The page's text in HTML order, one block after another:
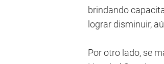
brindando
lograr disminuir,
Por otro lado, se